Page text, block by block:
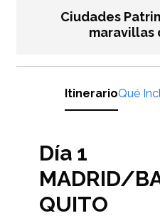
Ciudades
maravillas
ItinerarioQué
Día 1
MADRID/
QUITO